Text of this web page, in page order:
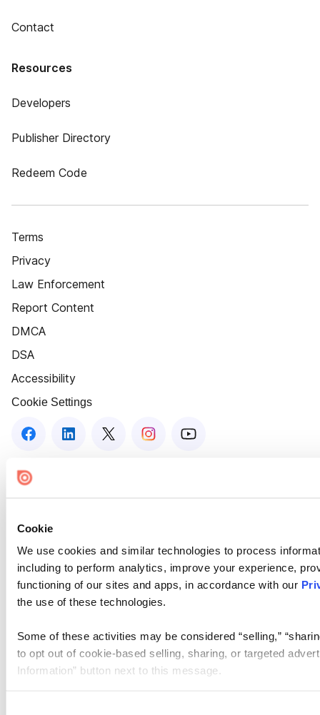
Cookie
We use cookies and similar technologies to process
including to perform analytics, improve your experience,
functioning of our sites and apps, in accordance with our
the use of these technologies.
Some of these activities may be considered “selling,”
to opt out of cookie-based selling, sharing, or targeted
Information” button next to this message.
Contact
Resources
Developers
Publisher Directory
Redeem Code
Terms
Privacy
Law Enforcement
Report Content
DMCA
DSA
Accessibility
Cookie Settings